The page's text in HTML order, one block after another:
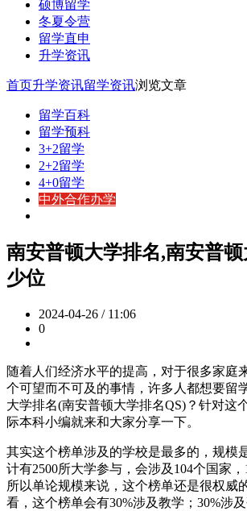
硕博留学
冬夏令营
留学直申
升学资讯
首页升学资讯留学资讯浏览文章
留学百科
留学预科
3+2留学
2+2留学
4+0留学
中外合作办学
南安普顿大学排名,南安普
少位
2024-04-26 / 11:06
0
随着人们经济水平的提高，对于很多家庭
个可望而不可及的事情，许多人都想要留
大学排名(南安普顿大学排名QS)？针对这
际本科小编就来和大家分享一下。
其实这个榜单涉及的学校是最多的，规模
计有2500所大学参与，会涉及104个国家，
所以单论规模来说，这个榜单还是很权威
看，这个榜单会有30%涉及教学；30%涉及